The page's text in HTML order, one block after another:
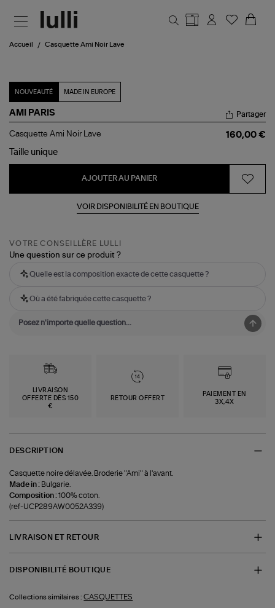
Accueil Casquette Ami Noir Lave
NOUVEAUTÉ MADE IN EUROPE
AMI PARIS
Casquette
Noir
Partager
Casquette Ami Noir Lave
160,00 €
Taille unique
AJOUTER AU PANIER
VOIR DISPONIBILITÉ EN BOUTIQUE
VOTRE CONSEILLÈRE LULLI
Une question sur ce produit ?
Quelle est la composition exacte de cette casquette ?
Où a été fabriquée cette casquette ?
LIVRAISON
OFFERTE DÈS 150
€
RETOUR OFFERT
PAIEMENT EN
3X,4X
DESCRIPTION
Casquette noire délavée. Broderie "Ami" à l'avant.
Made in : Bulgarie.
Composition :100% coton.
(ref-UCP289AW0052A339)
LIVRAISON ET RETOUR
DISPONIBILITÉ BOUTIQUE
Collections similaires : CASQUETTES